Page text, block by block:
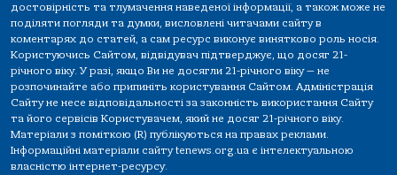
достовірність та тлумачення наведеної інформації, а також може не
поділяти погляди та думки, висловлені читачами сайту в
коментарях до статей, а сам ресурс виконує винятково роль носія.
Користуючись Сайтом, відвідувач підтверджує, що досяг 21-
річного віку. У разі, якщо Ви не досягли 21-річного віку — не
розпочинайте або припиніть користування Сайтом. Адміністрація
Сайту не несе відповідальності за законність використання Сайту
та його сервісів Користувачем, який не досяг 21-річного віку.
Матеріали з поміткою (R) публікуються на правах реклами.
Інформаційні матеріали сайту tenews.org.ua є інтелектуальною
власністю інтернет-ресурсу.